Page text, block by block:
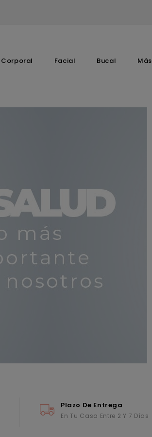
Corporal Facial Bucal Más
Plazo De Entrega
En Tu Casa Entre 2 Y 7 Días